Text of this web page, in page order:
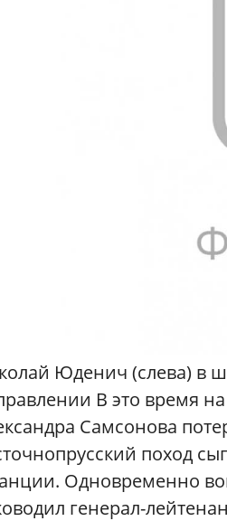
Юденич (слева) в
В это время
Самсонова
поход
Одновременно
генерал-